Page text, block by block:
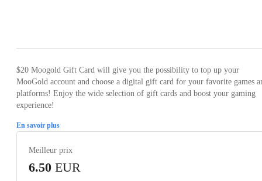
$20 Moogold Gift Card will give you the possibility to top up your
MooGold account and choose a digital gift card for your favorite games
platforms! Enjoy the wide selection of gift cards and boost your gaming
experience!
En savoir plus
Meilleur prix
6.50 EUR